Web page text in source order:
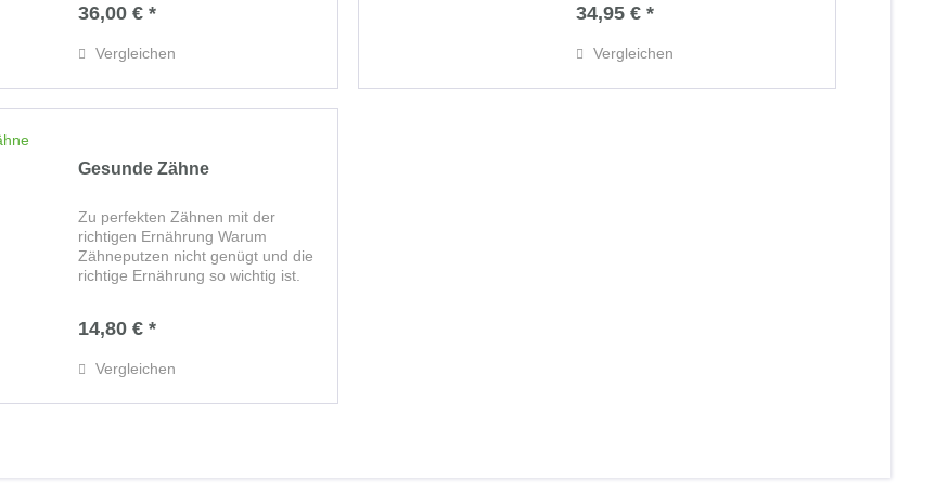
36,00 € *
Vergleichen
Ernährungsgewohnheiten in den
34,95 € *
Vergleichen
Gesunde Zähne
Zu perfekten Zähnen mit der
richtigen Ernährung Warum
Zähneputzen nicht genügt und die
richtige Ernährung so wichtig ist.
und Gebißdegeneration. von
14,80 € *
Vergleichen